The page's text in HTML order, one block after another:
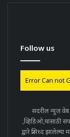
Follow us
Error Can not
सदरील न्युज वेब
,व्हिडिओ,यांसाठी
द्वारे प्रसिध्द